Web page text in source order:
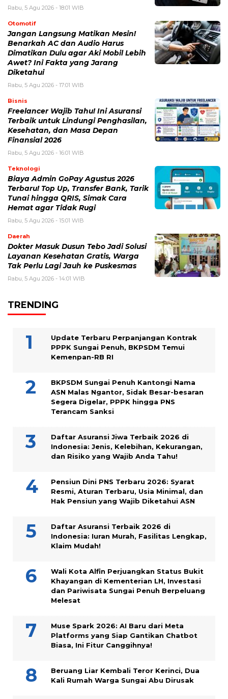
Rabu, 5 Agu 2026 - 18:01 WIB
Otomotif
Jangan Langsung Matikan Mesin!
Benarkah AC dan Audio Harus
Dimatikan Dulu agar Aki Mobil Lebih
Awet? Ini Fakta yang Jarang
Diketahui
Rabu, 5 Agu 2026 - 17:01 WIB
Bisnis
Freelancer Wajib Tahu! Ini Asuransi
Terbaik untuk Lindungi Penghasilan,
Kesehatan, dan Masa Depan
Finansial 2026
Rabu, 5 Agu 2026 - 16:01 WIB
Teknologi
Biaya Admin GoPay Agustus 2026
Terbaru! Top Up, Transfer Bank, Tarik
Tunai hingga QRIS, Simak Cara
Hemat agar Tidak Rugi
Rabu, 5 Agu 2026 - 15:01 WIB
Daerah
Dokter Masuk Dusun Tebo Jadi Solusi
Layanan Kesehatan Gratis, Warga
Tak Perlu Lagi Jauh ke Puskesmas
Rabu, 5 Agu 2026 - 14:01 WIB
TRENDING
Update Terbaru Perpanjangan Kontrak
PPPK Sungai Penuh, BKPSDM Temui
Kemenpan-RB RI
BKPSDM Sungai Penuh Kantongi Nama
ASN Malas Ngantor, Sidak Besar-besaran
Segera Digelar, PPPK hingga PNS
Terancam Sanksi
Daftar Asuransi Jiwa Terbaik 2026 di
Indonesia: Jenis, Kelebihan, Kekurangan,
dan Risiko yang Wajib Anda Tahu!
Pensiun Dini PNS Terbaru 2026: Syarat
Resmi, Aturan Terbaru, Usia Minimal, dan
Hak Pensiun yang Wajib Diketahui ASN
Daftar Asuransi Terbaik 2026 di
Indonesia: Iuran Murah, Fasilitas Lengkap,
Klaim Mudah!
Wali Kota Alfin Perjuangkan Status Bukit
Khayangan di Kementerian LH, Investasi
dan Pariwisata Sungai Penuh Berpeluang
Melesat
Muse Spark 2026: AI Baru dari Meta
Platforms yang Siap Gantikan Chatbot
Biasa, Ini Fitur Canggihnya!
Beruang Liar Kembali Teror Kerinci, Dua
Kali Rumah Warga Sungai Abu Dirusak